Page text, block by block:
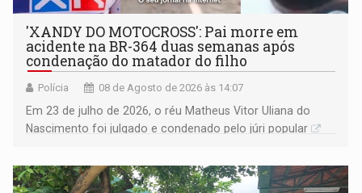
'XANDY DO MOTOCROSS': Pai morre em
acidente na BR-364 duas semanas após
condenação do matador do filho
Polícia 08 de Agosto de 2026 às 14:07
Em 23 de julho de 2026, o réu Matheus Vitor Uliana do
Nascimento foi julgado e condenado pelo júri popular